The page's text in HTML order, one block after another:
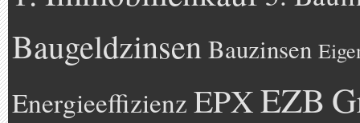
BaugeldzinsenBauzinsen
Energieeffizienz EPXEZB